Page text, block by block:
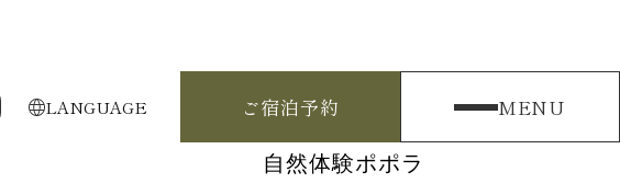
LANGUAGE ご宿泊予約 MENU
自然体験ポポラ